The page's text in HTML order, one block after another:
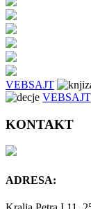
VEBSAJT
VEBSAJT
KONTAKT
ADRESA: